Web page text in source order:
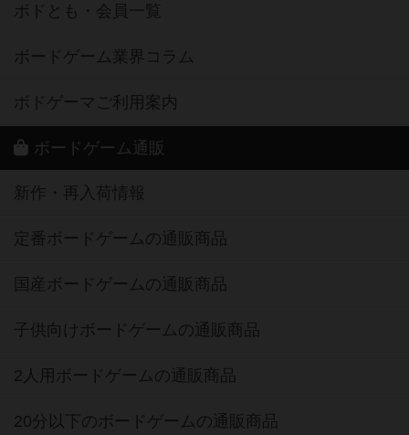
ボドとも・会員一覧
ボードゲーム業界コラム
ボドゲーマご利用案内
ボードゲーム通販
新作・再入荷情報
定番ボードゲームの通販商品
国産ボードゲームの通販商品
子供向けボードゲームの通販商品
2人用ボードゲームの通販商品
20分以下のボードゲームの通販商品